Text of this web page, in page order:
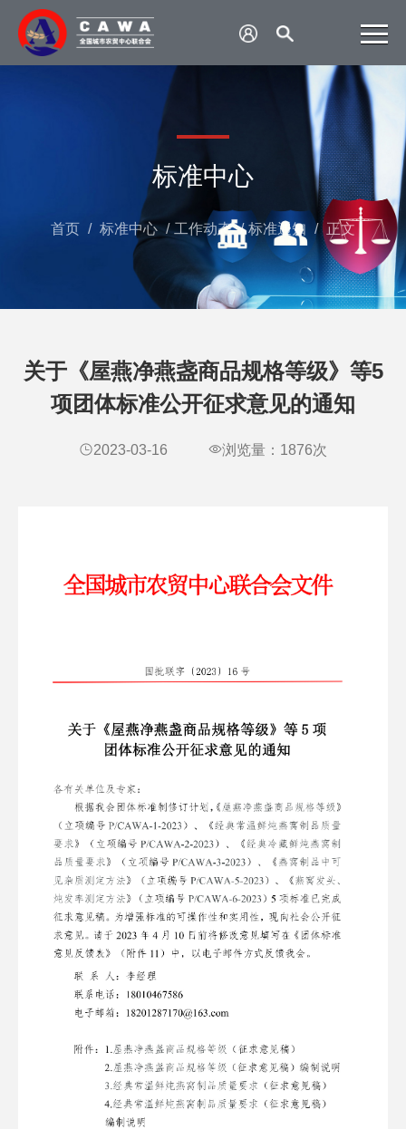
标准中心
首页 / 标准中心 / 工作动态 / 标准通知 / 正文
关于《屋燕净燕盏商品规格等级》等5
项团体标准公开征求意见的通知
2023-03-16 浏览量： 1876次